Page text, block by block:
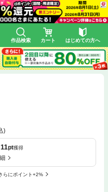
作品検索 カート はじめての方へ
)
11pt獲得
らにポイント+2%